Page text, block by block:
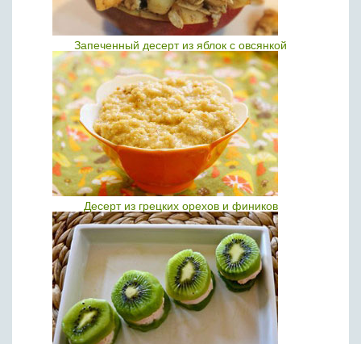
Запеченный десерт из яблок с овсянкой
Десерт из грецких орехов и фиников